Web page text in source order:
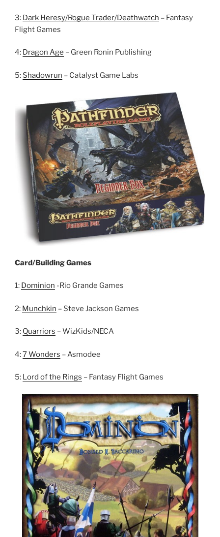
3: Dark Heresy/Rogue Trader/Deathwatch – Fantasy
Flight Games
4: Dragon Age – Green Ronin Publishing
5: Shadowrun – Catalyst Game Labs
Card/Building Games
1: Dominion -Rio Grande Games
2: Munchkin – Steve Jackson Games
3: Quarriors – WizKids/NECA
4:7 Wonders – Asmodee
5: Lord of the Rings – Fantasy Flight Games